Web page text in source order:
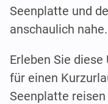
Seenplatte und
anschaulich nahe.
Erleben Sie
für einen
Seenplatte